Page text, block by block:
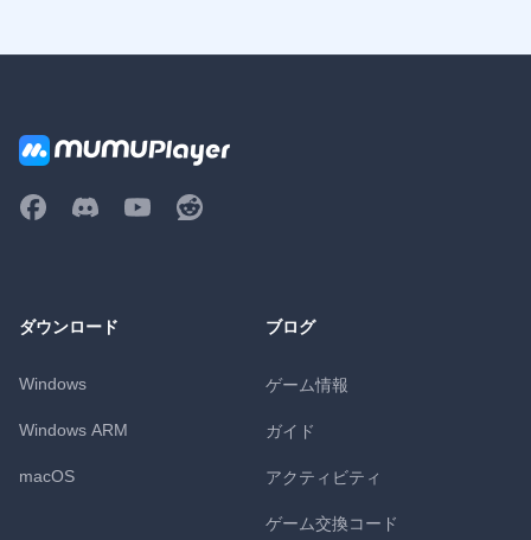
ダウンロード
Windows
Windows ARM
macOS
ブログ
ゲーム情報
ガイド
アクティビティ
ゲーム交換コード